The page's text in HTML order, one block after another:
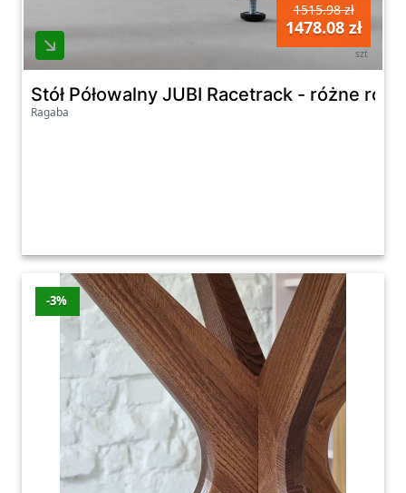
1515.98 zł
1478.08 zł
szt
Stół Półowalny JUBI Racetrack - różne
Ragaba
-3%